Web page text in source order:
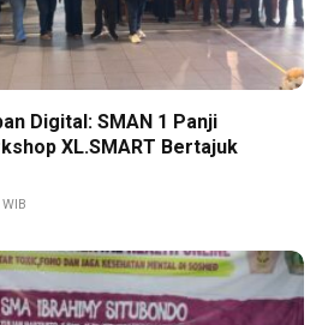
Digital: SMAN 1 Panji
XL.SMART Bertajuk